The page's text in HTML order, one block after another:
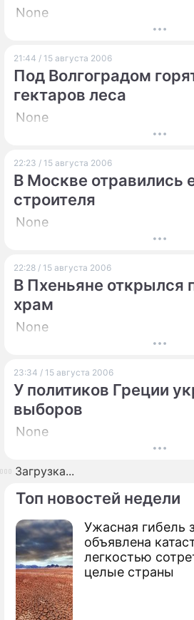
Топ новостей недели
Ужасная гибель
объявлена
легкостью
целые страны
None
21:44 / 15 августа 2006
Под Волгоградом
гектаров леса
None
22:23 / 15 августа 2006
В Москве отравились
строителя
None
22:28 / 15 августа 2006
В Пхеньяне открылся
храм
None
23:34 / 15 августа 2006
У политиков Греции
выборов
None
Загрузка...